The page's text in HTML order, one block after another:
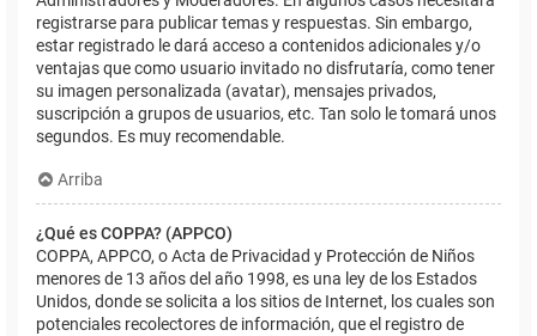
registrarse para publicar temas y respuestas. Sin embargo,
estar registrado le dará acceso a contenidos adicionales y/o
ventajas que como usuario invitado no disfrutaría, como tener
su imagen personalizada (avatar), mensajes privados,
suscripción a grupos de usuarios, etc. Tan solo le tomará unos
segundos. Es muy recomendable.
Arriba
¿Qué es COPPA? (APPCO)
COPPA, APPCO, o Acta de Privacidad y Protección de Niños
menores de 13 años del año 1998, es una ley de los Estados
Unidos, donde se solicita a los sitios de Internet, los cuales son
potenciales recolectores de información, que el registro de